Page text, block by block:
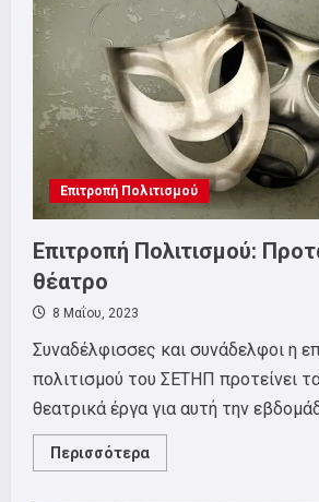
Επιτροπή Πολιτισμού
Επιτροπή Πολιτισμού:
θέατρο
8 Μαΐου, 2023
Συναδέλφισσες και συνάδελφοι η
πολιτισμού του ΣΕΤΗΠ προτείνει
θεατρικά έργα για αυτή την
Περισσότερα
more